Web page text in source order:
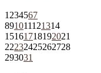
1 234567
891011121314
15161718192021
22232425262728
293031